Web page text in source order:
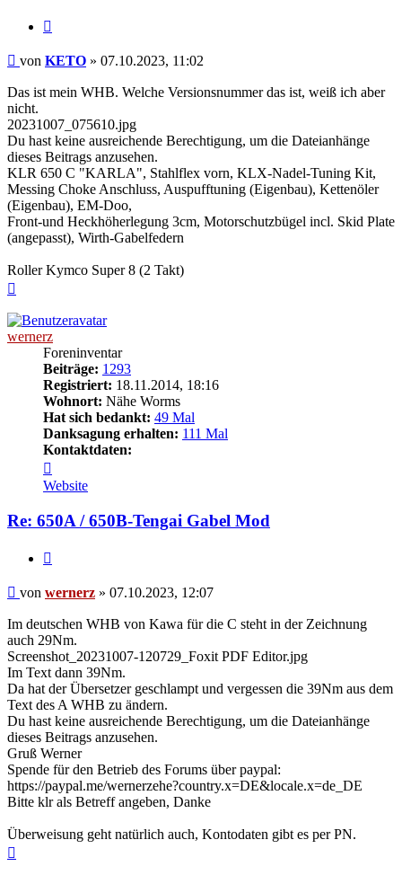
Beitrag
von KETO » 07.10.2023, 11:02
Das ist mein WHB. Welche Versionsnummer das ist, weiß ich aber
nicht.
20231007_075610.jpg
Du hast keine ausreichende Berechtigung, um die Dateianhänge
dieses Beitrags anzusehen.
KLR 650 C "KARLA", Stahlflex vorn, KLX-Nadel-Tuning Kit,
Messing Choke Anschluss, Auspufftuning (Eigenbau), Kettenöler
(Eigenbau), EM-Doo,
Front-und Heckhöherlegung 3cm, Motorschutzbügel incl. Skid Plate
(angepasst), Wirth-Gabelfedern
Roller Kymco Super 8 (2 Takt)
wernerz
Foreninventar
Beiträge: 1293
Registriert: 18.11.2014, 18:16
Wohnort: Nähe Worms
Hat sich bedankt: 49 Mal
Danksagung erhalten: 111 Mal
Kontaktdaten:
von
wernerz
Website
Re: 650A / 650B-Tengai Gabel Mod
Beitrag
von wernerz » 07.10.2023, 12:07
Im deutschen WHB von Kawa für die C steht in der Zeichnung
auch 29Nm.
Screenshot_20231007-120729_Foxit PDF Editor.jpg
Im Text dann 39Nm.
Da hat der Übersetzer geschlampt und vergessen die 39Nm aus dem
Text des A WHB zu ändern.
Du hast keine ausreichende Berechtigung, um die Dateianhänge
dieses Beitrags anzusehen.
Gruß Werner
Spende für den Betrieb des Forums über paypal:
https://paypal.me/wernerzehe?country.x=DE&locale.x=de_DE
Bitte klr als Betreff angeben, Danke
Überweisung geht natürlich auch, Kontodaten gibt es per PN.